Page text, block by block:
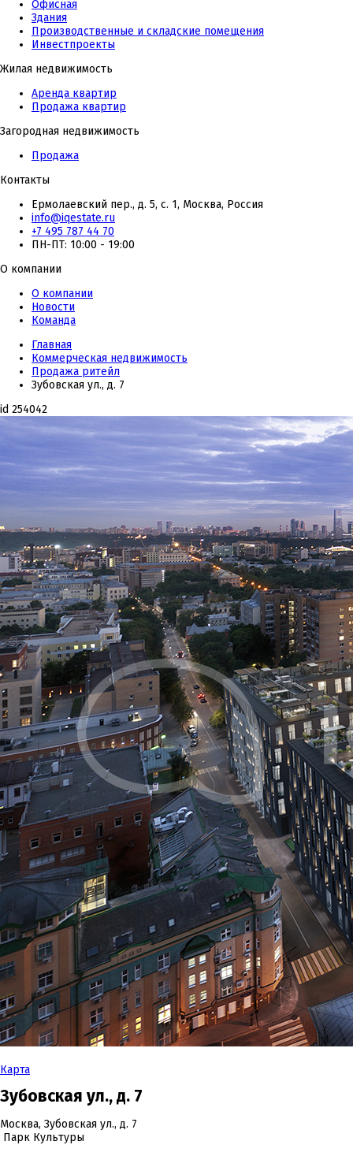
Офисная
Здания
Производственные и складские помещения
Инвестпроекты
Жилая недвижимость
Аренда квартир
Продажа квартир
Загородная недвижимость
Продажа
Контакты
Ермолаевский пер., д. 5, с. 1, Москва, Россия
info@iqestate.ru
+7 495 787 44 70
ПН-ПТ: 10:00 - 19:00
О компании
О компании
Новости
Команда
Главная
Коммерческая недвижимость
Продажа ритейл
Зубовская ул., д. 7
id 254042
Карта
Зубовская ул., д. 7
Москва, Зубовская ул., д. 7
Парк Культуры